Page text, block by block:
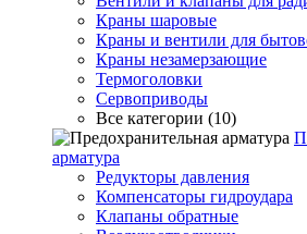
Краны шаровые
Краны и вентили для
Краны незамерзающие
Термоголовки
Сервоприводы
Все категории (10)
арматура
Редукторы давления
Компенсаторы гидроудара
Клапаны обратные